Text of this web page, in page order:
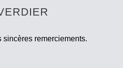
sincères remerciements.